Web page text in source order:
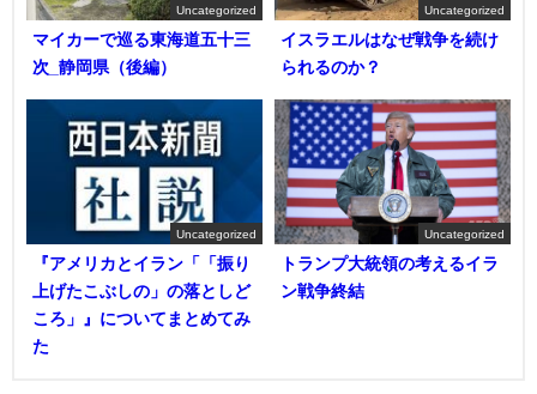
Uncategorized
マイカーで巡る東海道五十三
次_静岡県（後編）
Uncategorized
イスラエルはなぜ戦争を続け
られるのか？
Uncategorized
『アメリカとイラン「「振り
上げたこぶしの」の落としど
ころ」』についてまとめてみ
た
Uncategorized
トランプ大統領の考えるイラ
ン戦争終結